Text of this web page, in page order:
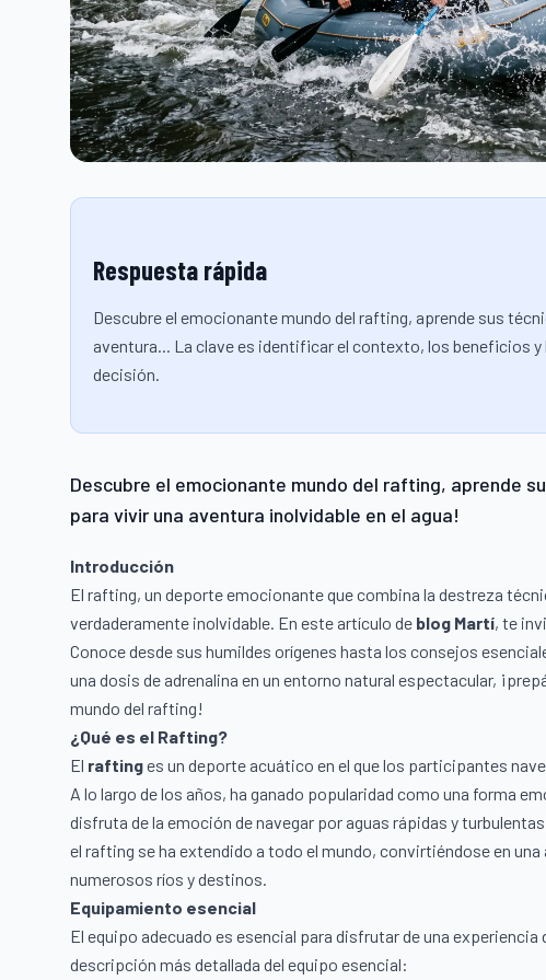
Respuesta rápida
Descubre el emocionante mundo del rafting, aprende sus
aventura... La clave es identificar el contexto, los beneficios
decisión.
Descubre el emocionante mundo del rafting, aprende
para vivir una aventura inolvidable en el agua!
Introducción
El rafting, un deporte emocionante que combina la destreza
verdaderamente inolvidable. En este artículo de blog Martí, te
Conoce desde sus humildes orígenes hasta los consejos
una dosis de adrenalina en un entorno natural espectacular,
mundo del rafting!
¿Qué es el Rafting?
El raftinges un deporte acuático en el que los participantes
A lo largo de los años, ha ganado popularidad como una forma
disfruta de la emoción de navegar por aguas rápidas y
el rafting se ha extendido a todo el mundo, convirtiéndose en
numerosos ríos y destinos.
Equipamiento esencial
El equipo adecuado es esencial para disfrutar de una
descripción más detallada del equipo esencial: